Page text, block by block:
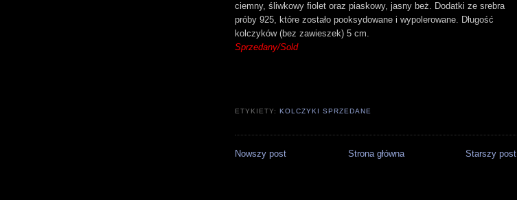
ciemny, śliwkowy fiolet oraz piaskowy, jasny beż. Dodatki ze srebra
próby 925, które zostało pooksydowane i wypolerowane. Długość
kolczyków (bez zawieszek) 5 cm.
Sprzedany/Sold
ETYKIETY:KOLCZYKI SPRZEDANE
Nowszy post Starszy post
Strona główna